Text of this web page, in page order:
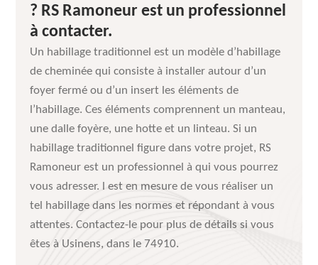
? RS Ramoneur est un professionnel
à contacter.
Un habillage traditionnel est un modèle d’habillage
de cheminée qui consiste à installer autour d’un
foyer fermé ou d’un insert les éléments de
l’habillage. Ces éléments comprennent un manteau,
une dalle foyère, une hotte et un linteau. Si un
habillage traditionnel figure dans votre projet, RS
Ramoneur est un professionnel à qui vous pourrez
vous adresser. l est en mesure de vous réaliser un
tel habillage dans les normes et répondant à vous
attentes. Contactez-le pour plus de détails si vous
êtes à Usinens, dans le 74910.